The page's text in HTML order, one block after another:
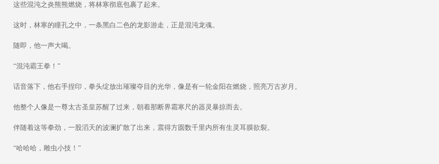
这些混沌之炎熊熊燃烧，将林寒彻底包裹了起来。
这时，林寒的瞳孔之中，一条黑白二色的龙影游走，正是混沌龙魂。
随即，他一声大喝。
“混沌霸王拳！”
话音落下，他右手捏印，拳头绽放出璀璨夺目的光华，像是有一轮金阳在燃烧，照亮万古岁月。
他整个人像是一尊太古圣皇苏醒了过来，朝着那断界霜寒尺的器灵暴掠而去。
伴随着这等拳劲，一股滔天的波澜扩散了出来，震得方圆数千里内所有生灵耳膜欲裂。
“哈哈哈，雕虫小技！”